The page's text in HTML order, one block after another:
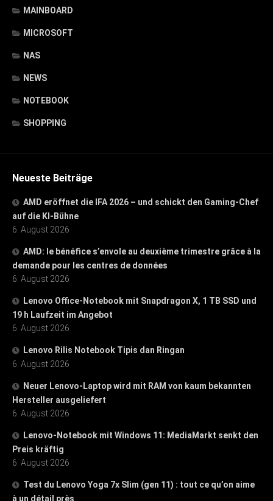
MAINBOARD
MICROSOFT
NAS
NEWS
NOTEBOOK
SHOPPING
Neueste Beiträge
AMD eröffnet die IFA 2026 – und schickt den Gaming-Chef
auf die KI-Bühne
6. August 2026
AMD: le bénéfice s’envole au deuxième trimestre grâce à la
demande pour les centres de données
6. August 2026
Lenovo Office-Notebook mit Snapdragon X, 1 TB SSD und
19 h Laufzeit im Angebot
6. August 2026
Lenovo Rilis Notebook Tipis dan Ringan
6. August 2026
Neuer Lenovo-Laptop wird mit RAM von kaum bekannten
Hersteller ausgeliefert
6. August 2026
Lenovo-Notebook mit Windows 11: MediaMarkt senkt den
Preis kräftig
6. August 2026
Test du Lenovo Yoga 7x Slim (gen 11) : tout ce qu’on aime
à un détail près